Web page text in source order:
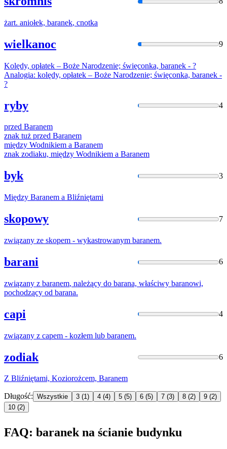
żart. aniołek, baranek, cnotka
wielkanoc 9
Kolędy, opłatek – Boże Narodzenie; święconka, baranek - ?
Analogia: kolędy, opłatek – Boże Narodzenie; święconka, baranek -
?
ryby 4
przed Baranem
znak tuż przed Baranem
między Wodnikiem a Baranem
znak zodiaku, między Wodnikiem a Baranem
byk 3
Między Baranem a Bliźniętami
skopowy 7
związany ze skopem - wykastrowanym baranem.
barani 6
związany z baranem, należący do barana, właściwy baranowi,
pochodzący od barana.
capi 4
związany z capem - kozłem lub baranem.
zodiak 6
Z Bliźniętami, Koziorożcem, Baranem
Długość: Wszystkie 3 (1) 4 (4) 5 (5) 6 (5) 7 (3) 8 (2) 9 (2)
10 (2)
FAQ: baranek na ścianie budynku